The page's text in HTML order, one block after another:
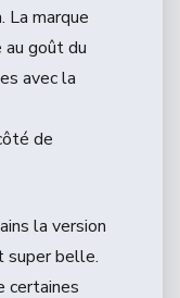
La marque
goût du
avec la
de
la version
super belle.
certaines